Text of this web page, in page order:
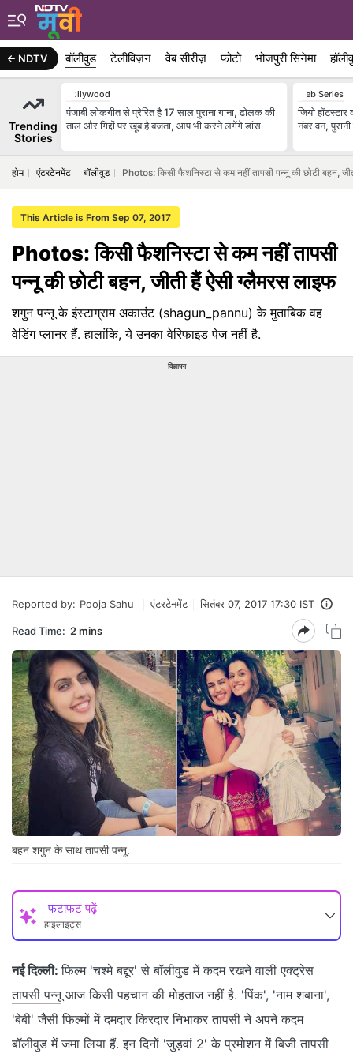
NDTV बॉलीवुड टेलीविज़न वेब सीरीज़ फोटो भोजपुरी सिनेमा
Trending
Stories
Bollywood
पंजाबी लोकगीत से प्रेरित है 17 साल पुराना गाना, ढोलक की
ताल और गिद्दों पर खूब है बजता, आप भी करने लगेंगे डांस
Web Series
जियो
नंबर वन,
होम एंटरटेनमेंट बॉलीवुड Photos: किसी फैशनिस्टा से कम नहीं तापसी पन्नू की छोटी बहन,
This Article is From Sep 07, 2017
Photos: किसी फैशनिस्टा से कम नहीं तापसी
पन्नू की छोटी बहन, जीती हैं ऐसी ग्लैमरस लाइफ
शगुन पन्नू के इंस्टाग्राम अकाउंट (shagun_pannu) के मुताबिक वह
वेडिंग प्लानर हैं. हालांकि, ये उनका वेरिफाइड पेज नहीं है.
विज्ञापन
Reported by: Pooja Sahu एंटरटेनमेंट सितंबर 07, 2017 17:30 IST
Read Time: 2 mins
बहन शगुन के साथ तापसी पन्नू.
फटाफट पढ़ें
हाइलाइट्स
नई दिल्ली: फिल्म 'चश्मे बद्दूर' से बॉलीवुड में कदम रखने वाली एक्ट्रेस
तापसी पन्नूआज किसी पहचान की मोहताज नहीं है. 'पिंक', 'नाम शबाना',
'बेबी' जैसी फिल्मों में दमदार किरदार निभाकर तापसी ने अपने कदम
बॉलीवुड में जमा लिया हैं. इन दिनों 'जुड़वां 2' के प्रमोशन में बिजी तापसी